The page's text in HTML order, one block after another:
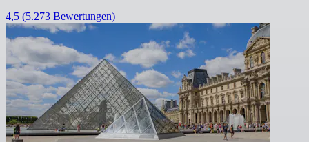
4,5 (5.273 Bewertungen)